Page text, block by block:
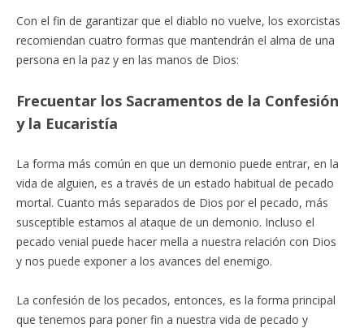
Con el fin de garantizar que el diablo no vuelve, los exorcistas
recomiendan cuatro formas que mantendrán el alma de una
persona en la paz y en las manos de Dios:
Frecuentar los Sacramentos de la Confesión
y la Eucaristía
La forma más común en que un demonio puede entrar, en la
vida de alguien, es a través de un estado habitual de pecado
mortal. Cuanto más separados de Dios por el pecado, más
susceptible estamos al ataque de un demonio. Incluso el
pecado venial puede hacer mella a nuestra relación con Dios
y nos puede exponer a los avances del enemigo.
La confesión de los pecados, entonces, es la forma principal
que tenemos para poner fin a nuestra vida de pecado y